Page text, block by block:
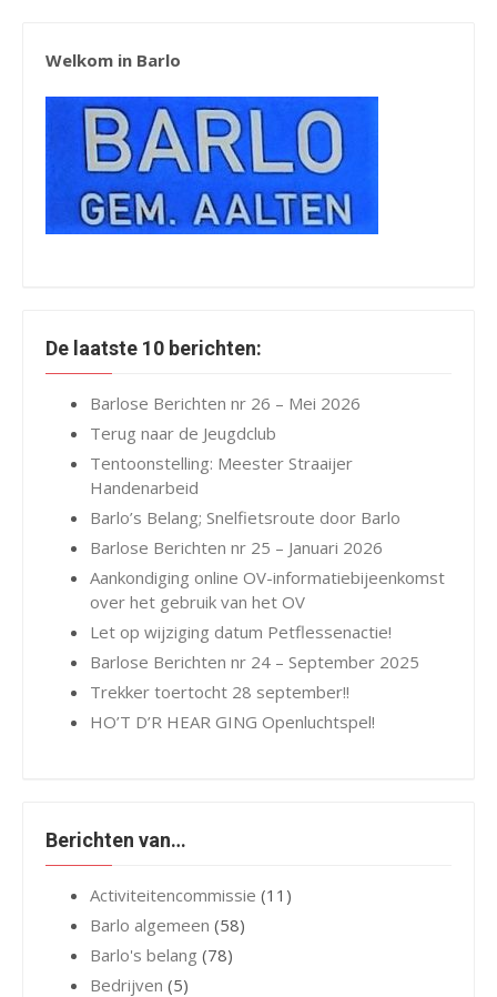
Welkom in Barlo
De laatste 10 berichten:
Barlose Berichten nr 26 – Mei 2026
Terug naar de Jeugdclub
Tentoonstelling: Meester Straaijer
Handenarbeid
Barlo’s Belang; Snelfietsroute door Barlo
Barlose Berichten nr 25 – Januari 2026
Aankondiging online OV-informatiebijeenkomst
over het gebruik van het OV
Let op wijziging datum Petflessenactie!
Barlose Berichten nr 24 – September 2025
Trekker toertocht 28 september!!
HO’T D’R HEAR GING Openluchtspel!
Berichten van…
Activiteitencommissie (11)
Barlo algemeen (58)
Barlo's belang (78)
Bedrijven (5)